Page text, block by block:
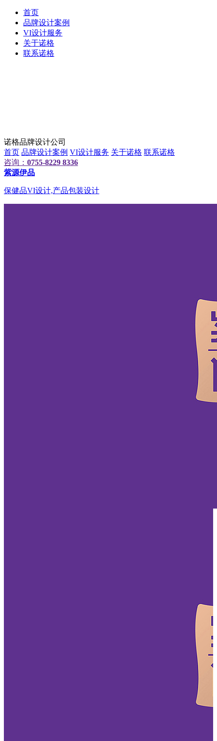
首页
品牌设计案例
VI设计服务
关于诺格
联系诺格
诺格品牌设计公司
首页 品牌设计案例 VI设计服务 关于诺格 联系诺格
咨询： 0755-8229 8336
紫源伊品
保健品VI设计,产品包装设计